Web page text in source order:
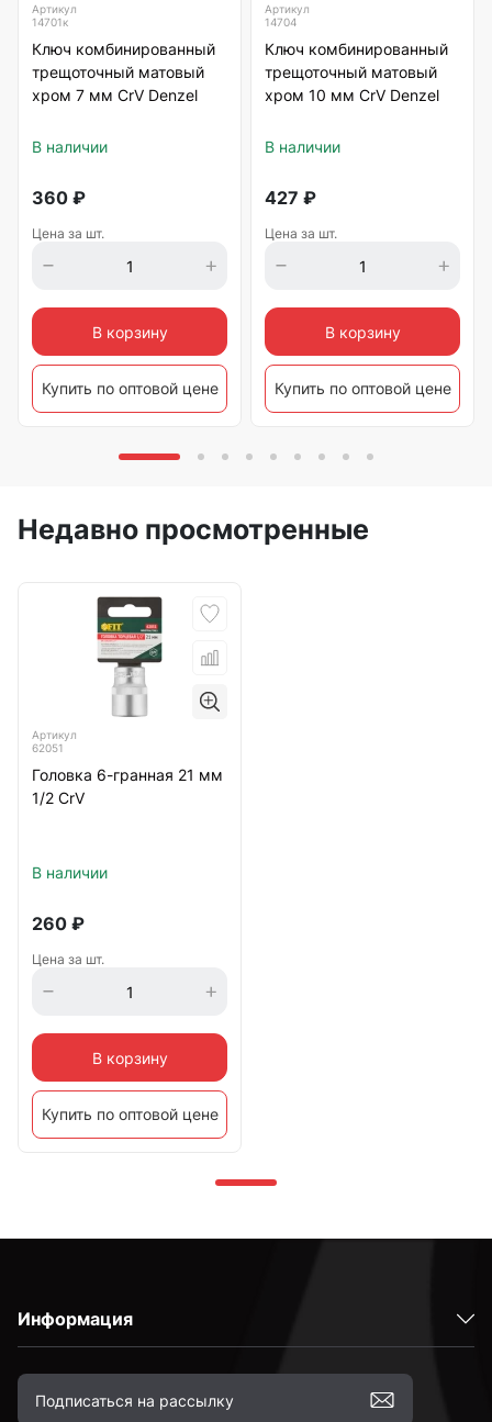
Артикул
14701к
Ключ комбинированный
трещоточный матовый
хром 7 мм CrV Denzel
В наличии
360 ₽
Цена за шт.
В корзину
Купить по оптовой цене
Артикул
14704
Ключ комбинированный
трещоточный матовый
хром 10 мм CrV Denzel
В наличии
427 ₽
Цена за шт.
В корзину
Купить по оптовой цене
Недавно просмотренные
Артикул
62051
Головка 6-гранная 21 мм
1/2 CrV
В наличии
260 ₽
Цена за шт.
В корзину
Купить по оптовой цене
Информация